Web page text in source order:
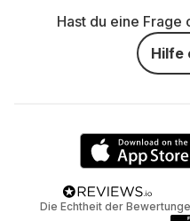
Hast du eine Frage
Hilfe
Die Echtheit der